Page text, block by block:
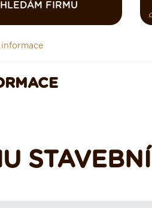
HLEDÁM FIRMU